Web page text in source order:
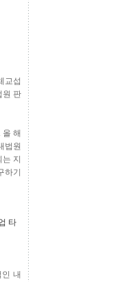
교섭
원 판
해
법원
지
기
타
내